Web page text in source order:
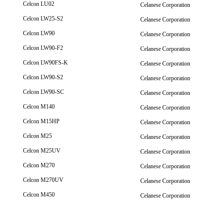
Celcon LU02
Celanese Corporation
Celcon LW25-S2
Celanese Corporation
Celcon LW90
Celanese Corporation
Celcon LW90-F2
Celanese Corporation
Celcon LW90FS-K
Celanese Corporation
Celcon LW90-S2
Celanese Corporation
Celcon LW90-SC
Celanese Corporation
Celcon M140
Celanese Corporation
Celcon M15HP
Celanese Corporation
Celcon M25
Celanese Corporation
Celcon M25UV
Celanese Corporation
Celcon M270
Celanese Corporation
Celcon M270UV
Celanese Corporation
Celcon M450
Celanese Corporation